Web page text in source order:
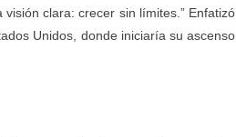
clara: crecer sin límites.” Enfatizó
Unidos, donde iniciaría su ascenso